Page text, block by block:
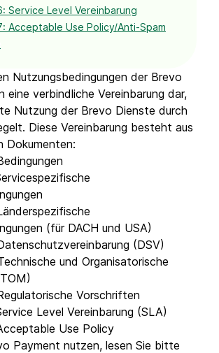
Service Level Vereinbarung
Acceptable Use Policy/Anti-Spam
Nutzungsbedingungen der Brevo
eine verbindliche Vereinbarung dar,
Nutzung der Brevo Dienste durch
Diese Vereinbarung besteht aus
Dokumenten:
(für DACH und USA)
(DSV)
und Organisatorische
Vorschriften
Level Vereinbarung (SLA)
Use Policy
Payment nutzen, lesen Sie bitte